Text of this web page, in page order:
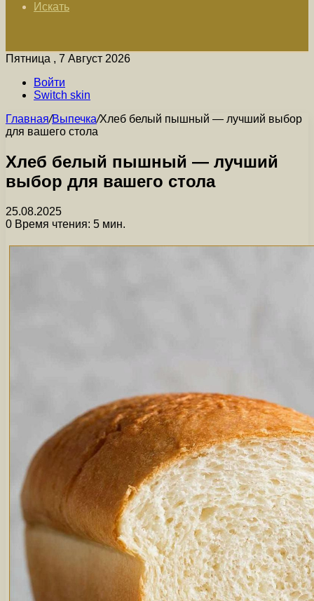
Искать
Пятница , 7 Август 2026
Войти
Switch skin
Главная/Выпечка/Хлеб белый пышный — лучший выбор
для вашего стола
Хлеб белый пышный — лучший
выбор для вашего стола
25.08.2025
0 Время чтения: 5 мин.